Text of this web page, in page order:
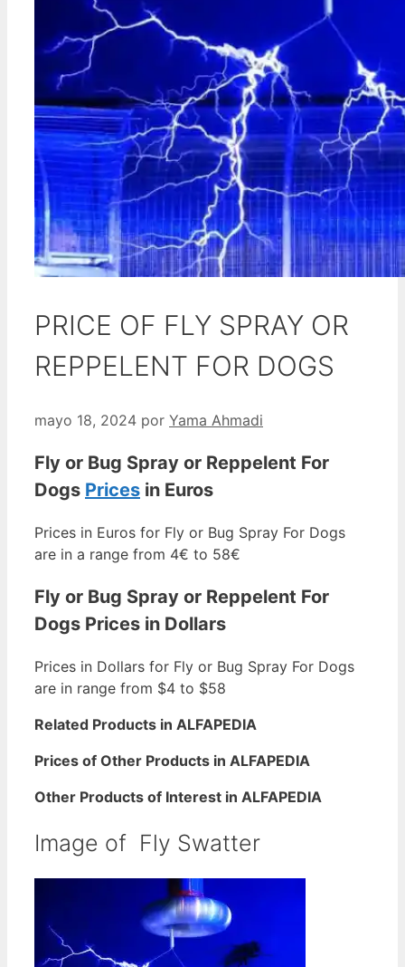
PRICE OF FLY SPRAY OR
REPPELENT FOR DOGS
mayo 18, 2024 por Yama Ahmadi
Fly or Bug Spray or Reppelent For
Dogs Prices in Euros
Prices in Euros for Fly or Bug Spray For Dogs
are in a range from 4€ to 58€
Fly or Bug Spray or Reppelent For
Dogs Prices in Dollars
Prices in Dollars for Fly or Bug Spray For Dogs
are in range from $4 to $58
Related Products in ALFAPEDIA
Prices of Other Products in ALFAPEDIA
Other Products of Interest in ALFAPEDIA
Image of Fly Swatter